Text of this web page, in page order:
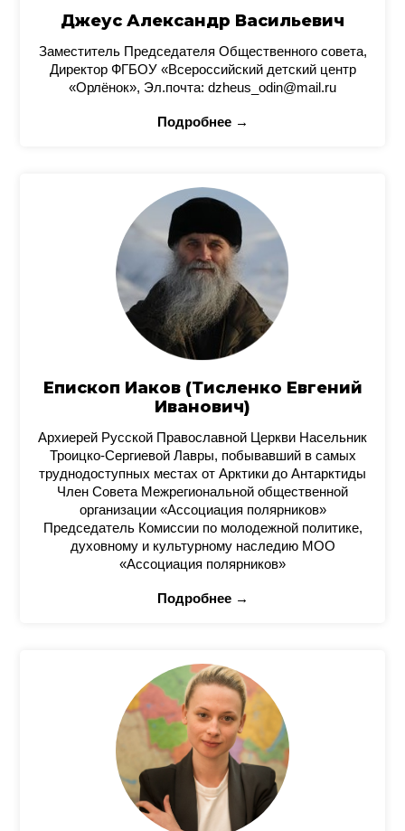
Джеус Александр Васильевич
Заместитель Председателя Общественного совета,
Директор ФГБОУ «Всероссийский детский центр
«Орлёнок», Эл.почта: dzheus_odin@mail.ru
Подробнее →
Епископ Иаков (Тисленко Евгений
Иванович)
Архиерей Русской Православной Церкви Насельник
Троицко-Сергиевой Лавры, побывавший в самых
труднодоступных местах от Арктики до Антарктиды
Член Совета Межрегиональной общественной
организации «Ассоциация полярников»
Председатель Комиссии по молодежной политике,
духовному и культурному наследию МОО
«Ассоциация полярников»
Подробнее →